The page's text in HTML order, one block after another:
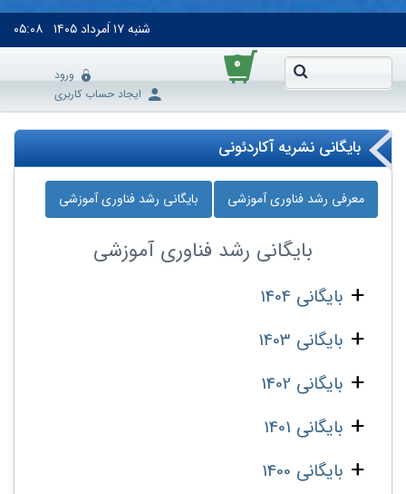
شنبه۱۷ اَمرداد ۱۴۰۵ ۰۵:۰۸
۰
ورود
ایجاد حساب کاربری
بایگانی نشریه آکاردئونی
معرفی رشد فناوری آموزشی بایگانی رشد فناوری آموزشی
بایگانی رشد فناوری آموزشی
بایگانی 1404
بایگانی 1403
بایگانی 1402
بایگانی 1401
بایگانی 1400